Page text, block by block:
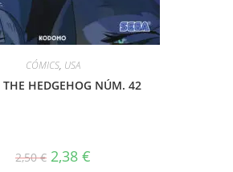
CÓMICS, USA
THE HEDGEHOG NÚM. 42
2,50€ El
precio
2,38 €